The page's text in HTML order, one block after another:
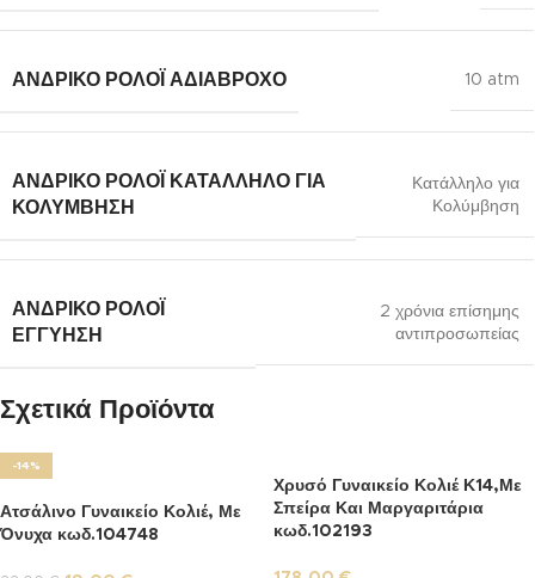
ΑΝΔΡΙΚΌ ΡΟΛΌΙ ΑΔΙΆΒΡΟΧΟ 10 atm
ΑΝΔΡΙΚΌ ΡΟΛΌΙ ΚΑΤΆΛΛΗΛΟ ΓΙΑ
ΚΟΛΎΜΒΗΣΗ
Κατάλληλο για
Κολύμβηση
ΑΝΔΡΙΚΌ ΡΟΛΌΙ
ΕΓΓΎΗΣΗ
2 χρόνια επίσημης
αντιπροσωπείας
Σχετικά Προϊόντα
-14%
Ατσάλινο Γυναικείο Κολιέ, Με
Όνυχα κωδ.104748
Χρυσό Γυναικείο Κολιέ Κ14,Με
Σπείρα Και Μαργαριτάρια
κωδ.102193